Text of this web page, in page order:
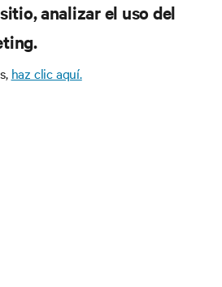
analizar el uso del
haz clic aquí.